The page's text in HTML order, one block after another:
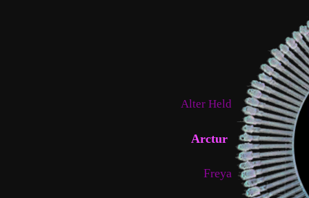
Alter Held
Arctur
Freya